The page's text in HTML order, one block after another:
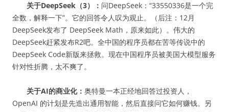
关于DeepSeek（3）： 问DeepSeek：“33550336是一个完
全数，解释一下”。它的回答令人叹为观止。（后注：12月
DeepSeek发布了 DeepSeek Math，原来如此）。伟大的
DeepSeek赶紧发布R2吧。全中国的程序员都在苦等传说中的
DeepSeek Code新版来拯救。现在中国程序员被美国大模型服务
针对性折腾，太不爽了。
关于AI的商业化： 奥特曼一本正经地回答过投资人，
OpenAI 的计划是先造出通用智能，然后直接问它如何赚钱。另